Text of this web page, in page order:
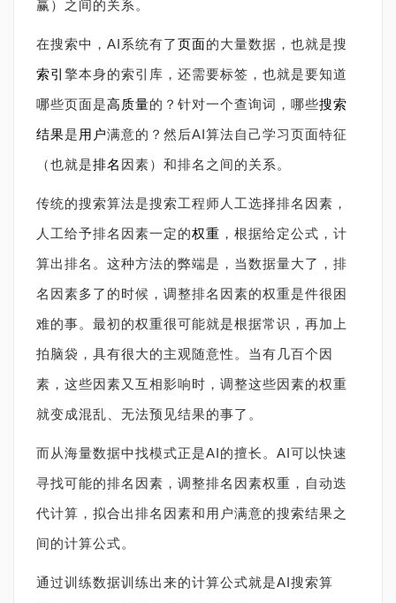
赢）之间的关系。
在搜索中，AI系统有了页面的大量数据，也就是搜
索引 擎本身的索引库，还需要标签，也就是要知道
哪些页面是高质量的？针对一个查询词，哪些搜索
结果是 用户满意的？然后AI算法自己学习页面特征
（也就是排名 因素）和排名之间的关系。
传统的搜索算法是搜索工程师人工选择排名因素，
人工给予排名因素一定的权重 ，根据给定公式，计
算出排名。这种方法的弊端是，当数据量大了，排
名因素多了的时候，调整排名因素的权重是件很困
难的事。最初的权重很可能就是根据常识，再加上
拍脑袋，具有很大的主观随意性。当有几百个因
素，这些因素又互相影响时，调整这些因素的权重
就变成混乱、无法预见结果的事了。
而从海量数据中找模式正是AI的擅长。AI可以快速
寻找可能的排名因素，调整排名因素权重，自动迭
代计算，拟合出排名因素和用户满意的搜索结果之
间的计算公式。
通过训练数据训练出来的计算公式就是AI搜索算